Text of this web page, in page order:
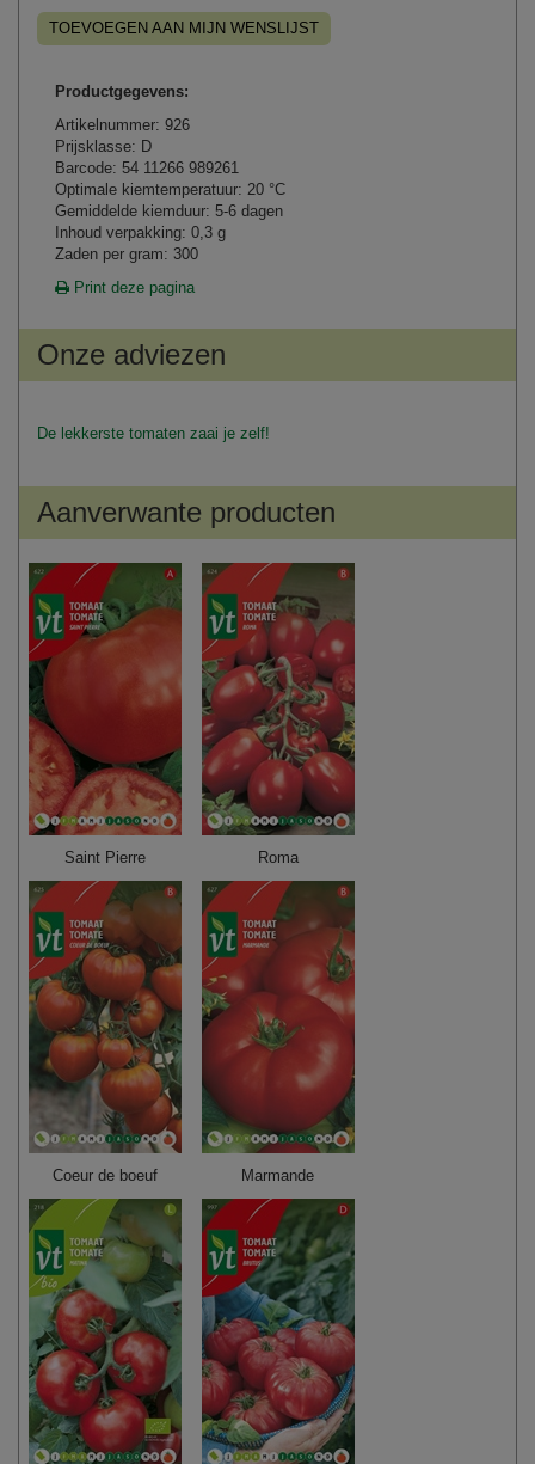
TOEVOEGEN AAN MIJN WENSLIJST
Productgegevens:
Artikelnummer: 926
Prijsklasse: D
Barcode: 54 11266 989261
Optimale kiemtemperatuur: 20 °C
Gemiddelde kiemduur: 5-6 dagen
Inhoud verpakking: 0,3 g
Zaden per gram: 300
Print deze pagina
Onze adviezen
De lekkerste tomaten zaai je zelf!
Aanverwante producten
Saint Pierre Roma
Coeur de boeuf Marmande